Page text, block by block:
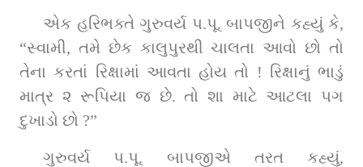
એક હરિભક્તે ગુરુવર્ય પ.પૂ. બાપજીને કહ્યું કે,
“સ્વામી, તમે છેક કાલુપુરથી ચાલતા આવો છો તો
તેના કરતાં રિક્ષામાં આવતા હોય તો ! રિક્ષાનું ભાડું
માત્ર ૨ રૂપિયા જ છે. તો શા માટે આટલા પગ
દુખાડો છો ?”
ગુરુવર્ય પ.પૂ. બાપજીએ તરત કહ્યું,